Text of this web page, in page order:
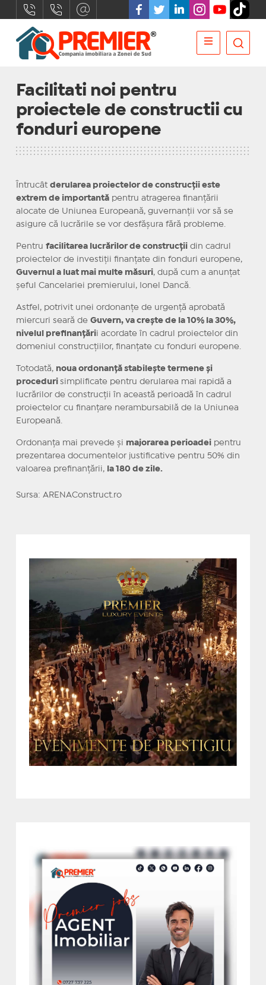
Facilitati noi pentru
proiectele de constructii cu
fonduri europene
Întrucât derularea proiectelor de construcții este
extrem de importantăpentru atragerea finanțării
alocate de Uniunea Europeană, guvernanții vor să se
asigure că lucrările se vor desfășura fără probleme.
Pentru facilitarea lucrărilor de construcțiidin cadrul
proiectelor de investiții finanțate din fonduri europene,
Guvernul a luat mai multe măsuri, după cum a anunțat
șeful Cancelariei premierului, Ionel Dancă.
Astfel, potrivit unei ordonanțe de urgență aprobată
miercuri seară de Guvern, va crește de la 10% la 30%,
nivelul prefinanțării acordate în cadrul proiectelor din
domeniul construcțiilor, finanțate cu fonduri europene.
Totodată, noua ordonanță stabilește termene și
proceduri simplificate pentru derularea mai rapidă a
lucrărilor de construcții în această perioadă în cadrul
proiectelor cu finanțare nerambursabilă de la Uniunea
Europeană.
Ordonanța mai prevede și majorarea perioadeipentru
prezentarea documentelor justificative pentru 50% din
valoarea prefinanțării,
la 180 de zile.
Sursa: ARENAConstruct.ro